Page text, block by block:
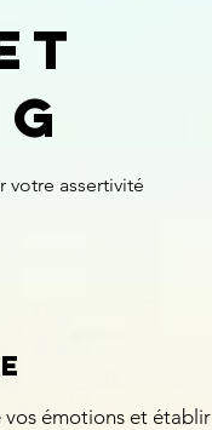
assertivité
vos émotions et établir